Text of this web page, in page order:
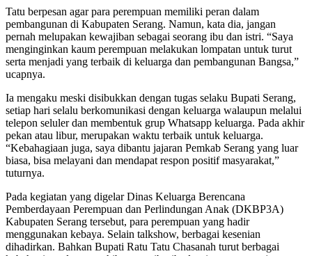
Tatu berpesan agar para perempuan memiliki peran dalam
pembangunan di Kabupaten Serang. Namun, kata dia, jangan
pernah melupakan kewajiban sebagai seorang ibu dan istri. “Saya
menginginkan kaum perempuan melakukan lompatan untuk turut
serta menjadi yang terbaik di keluarga dan pembangunan Bangsa,”
ucapnya.
Ia mengaku meski disibukkan dengan tugas selaku Bupati Serang,
setiap hari selalu berkomunikasi dengan keluarga walaupun melalui
telepon seluler dan membentuk grup Whatsapp keluarga. Pada akhir
pekan atau libur, merupakan waktu terbaik untuk keluarga.
“Kebahagiaan juga, saya dibantu jajaran Pemkab Serang yang luar
biasa, bisa melayani dan mendapat respon positif masyarakat,”
tuturnya.
Pada kegiatan yang digelar Dinas Keluarga Berencana
Pemberdayaan Perempuan dan Perlindungan Anak (DKBP3A)
Kabupaten Serang tersebut, para perempuan yang hadir
menggunakan kebaya. Selain talkshow, berbagai kesenian
dihadirkan. Bahkan Bupati Ratu Tatu Chasanah turut berbagai